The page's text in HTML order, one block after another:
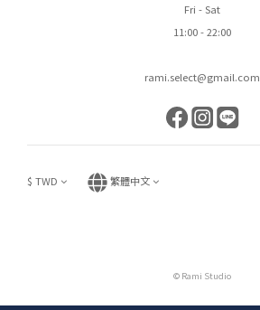
Fri - Sat
11:00 - 22:00
rami.select@gmail.com
$ TWD 繁體中文
© Rami Studio